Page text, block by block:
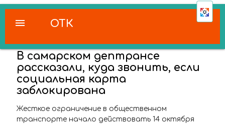
ОТК
menu
В самарском дептрансе
рассказали, куда звонить, если
социальная карта
заблокирована
Жесткое ограничение в общественном
транспорте начало действовать 14 октября